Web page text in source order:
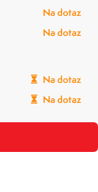
Na dotaz
Na dotaz
Na dotaz
Na dotaz